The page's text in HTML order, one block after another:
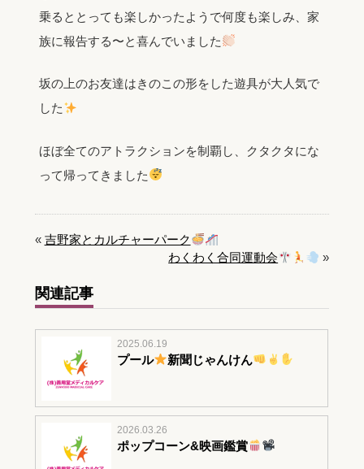
乗るととっても楽しかったようで何度も楽しみ、家
族に報告する〜と喜んでいました
坂の上のお友達はきのこの形をした遊具が大人気で
した
ほぼ全てのアトラクションを制覇し、クタクタにな
って帰ってきました
« 吉野家とカルチャーパーク
わくわく合同運動会
»
関連記事
2025.06.19
プール 新聞じゃんけん
2026.03.26
ポップコーン&映画鑑賞